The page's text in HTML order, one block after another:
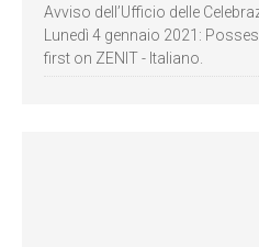
Avviso dell’Ufficio delle
Lunedì 4 gennaio 2021:
first on ZENIT - Italiano.